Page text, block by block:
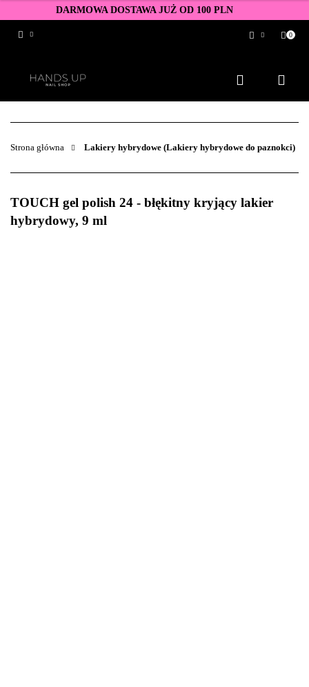
DARMOWA DOSTAWA JUŻ OD 100 PLN
Zarejestruj się
Dodaj zgłoszenie
Zgody cookies
0
Strona główna Lakiery hybrydowe (Lakiery hybrydowe do paznokci)
TOUCH gel polish 24 - błękitny kryjący lakier
hybrydowy, 9 ml